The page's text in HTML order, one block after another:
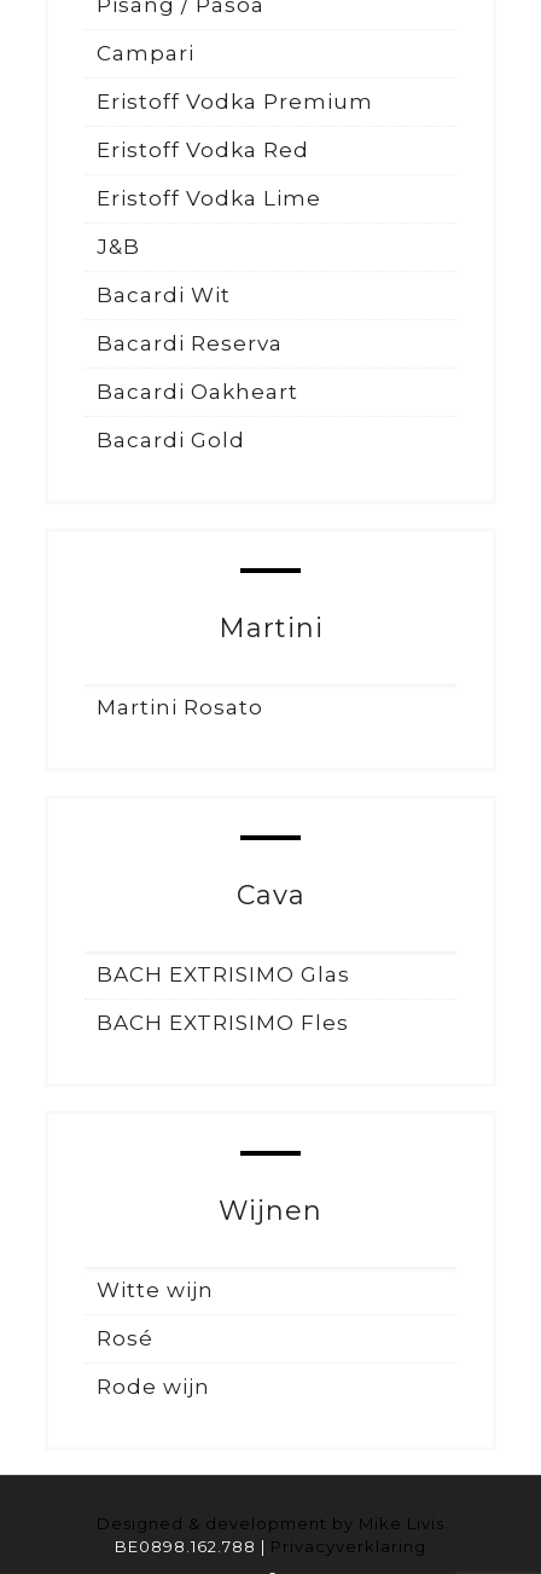
Pisang / Pasoa
Campari
Eristoff Vodka Premium
Eristoff Vodka Red
Eristoff Vodka Lime
J&B
Bacardi Wit
Bacardi Reserva
Bacardi Oakheart
Bacardi Gold
Martini
Martini Rosato
Cava
BACH EXTRISIMO Glas
BACH EXTRISIMO Fles
Wijnen
Witte wijn
Rosé
Rode wijn
Designed & development by Mike Livis
BE0898.162.788 | Privacyverklaring